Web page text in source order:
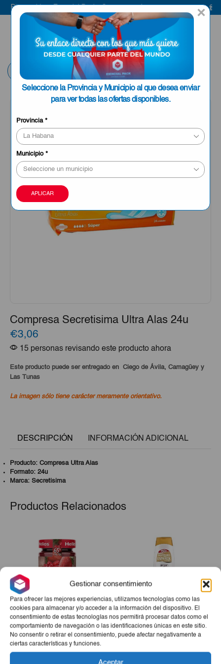
Gestionar consentimiento
Para ofrecer las mejores experiencias, utilizamos tecnologías como las
cookies para almacenar y/o acceder a la información del dispositivo. El
consentimiento de estas tecnologías nos permitirá procesar datos como el
comportamiento de navegación o las identificaciones únicas en este sitio.
No consentir o retirar el consentimiento, puede afectar negativamente a
ciertas características y funciones.
Aceptar
×
Seleccione la Provincia y Municipio al que desea enviar
para ver todas las ofertas disponibles.
Provincia*
Municipio*
APLICAR
Bienvenido a Esencial Pack
ENVIAR A LA
HABANA
Compresa Secretisima Ultra Alas 24u
€3,06
15 personas revisando este producto ahora
Este producto puede ser entregado en Ciego de Ávila, Camagüey y
Las Tunas
La imagen sólo tiene carácter meramente orientativo.
DESCRIPCIÓN INFORMACIÓN ADICIONAL
Producto: Compresa Ultra Alas
Formato: 24u
Marca: Secretisima
Productos Relacionados
Mermelada Extra Fresa Y
Arándano Helios 340g
€2,85
Gel De Ducha Argán IE
750ml
€2,82